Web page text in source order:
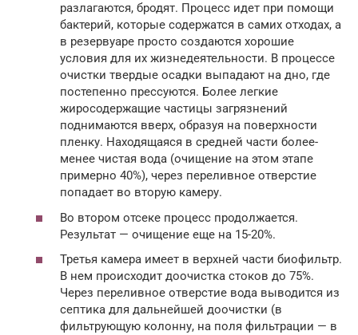
разлагаются, бродят. Процесс идет при помощи
бактерий, которые содержатся в самих отходах, а
в резервуаре просто создаются хорошие
условия для их жизнедеятельности. В процессе
очистки твердые осадки выпадают на дно, где
постепенно прессуются. Более легкие
жиросодержащие частицы загрязнений
поднимаются вверх, образуя на поверхности
пленку. Находящаяся в средней части более-
менее чистая вода (очищение на этом этапе
примерно 40%), через переливное отверстие
попадает во вторую камеру.
Во втором отсеке процесс продолжается.
Результат — очищение еще на 15-20%.
Третья камера имеет в верхней части биофильтр.
В нем происходит доочистка стоков до 75%.
Через переливное отверстие вода выводится из
септика для дальнейшей доочистки (в
фильтрующую колонну, на поля фильтрации — в